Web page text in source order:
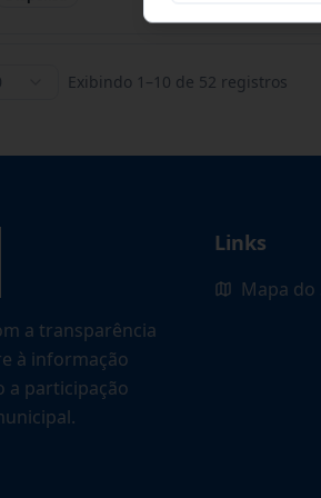
Exibindo 1 –10 de 52 registros
a transparência
à informação
a participação
Links
Mapa do